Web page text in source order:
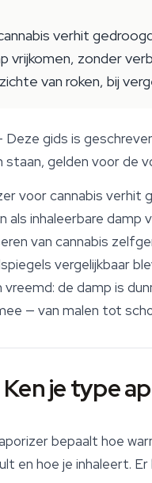
verhit
vrijkomen, zonder
van roken, bij
Deze gids is
staan, gelden voor de
voor cannabis
als inhaleerbare damp
van cannabis
vergelijkbaar
vreemd: de damp is
— van malen tot
Ken je type
bepaalt hoe
en hoe je inhaleert.